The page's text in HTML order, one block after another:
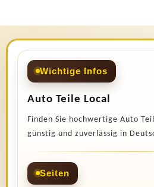
Wichtige Infos
Auto Teile Local
Finden Sie hochwertige Auto
günstig und zuverlässig in
Seiten